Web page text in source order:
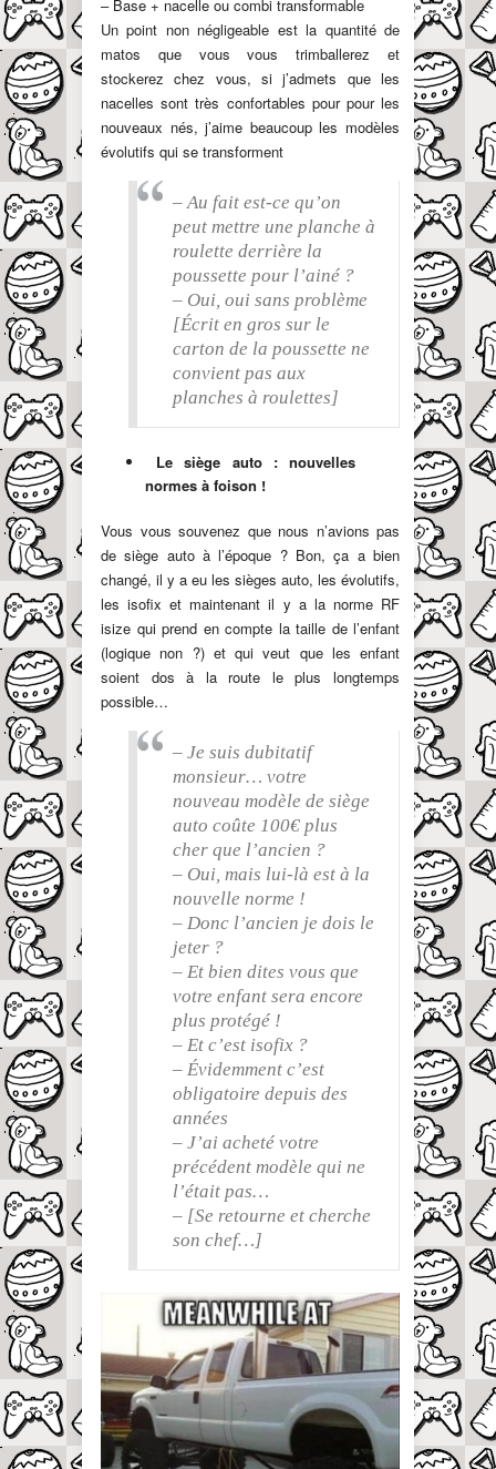
– Base + nacelle ou combi transformable
Un point non négligeable est la quantité de
matos que vous vous trimballerez et
stockerez chez vous, si j’admets que les
nacelles sont très confortables pour pour les
nouveaux nés, j’aime beaucoup les modèles
évolutifs qui se transforment
– Au fait est-ce qu’on
peut mettre une planche à
roulette derrière la
poussette pour l’ainé ?
– Oui, oui sans problème
[Écrit en gros sur le
carton de la poussette ne
convient pas aux
planches à roulettes]
Le siège auto : nouvelles
normes à foison !
Vous vous souvenez que nous n’avions pas
de siège auto à l’époque ? Bon, ça a bien
changé, il y a eu les sièges auto, les évolutifs,
les isofix et maintenant il y a la norme RF
isize qui prend en compte la taille de l’enfant
(logique non ?) et qui veut que les enfant
soient dos à la route le plus longtemps
possible…
– Je suis dubitatif
monsieur… votre
nouveau modèle de siège
auto coûte 100€ plus
cher que l’ancien ?
– Oui, mais lui-là est à la
nouvelle norme !
– Donc l’ancien je dois le
jeter ?
– Et bien dites vous que
votre enfant sera encore
plus protégé !
– Et c’est isofix ?
– Évidemment c’est
obligatoire depuis des
années
– J’ai acheté votre
précédent modèle qui ne
l’était pas…
– [Se retourne et cherche
son chef…]